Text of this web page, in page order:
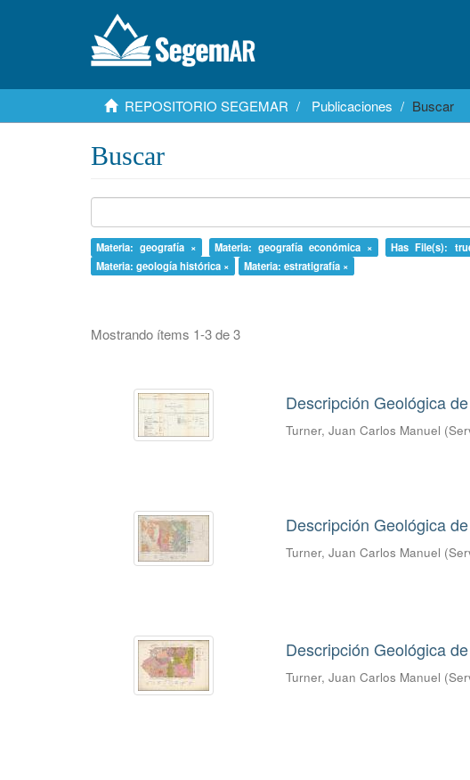
REPOSITORIO SEGEMAR Publicaciones Buscar
Buscar
Materia: geografía × Materia: geografía económica × Has File(s):
Materia: geología histórica ×
Materia: estratigrafía ×
Mostrando ítems 1-3 de 3
Descripción Geológica
Turner, Juan Carlos Manuel (
Descripción Geológica
Turner, Juan Carlos Manuel (
Descripción Geológica
Turner, Juan Carlos Manuel (